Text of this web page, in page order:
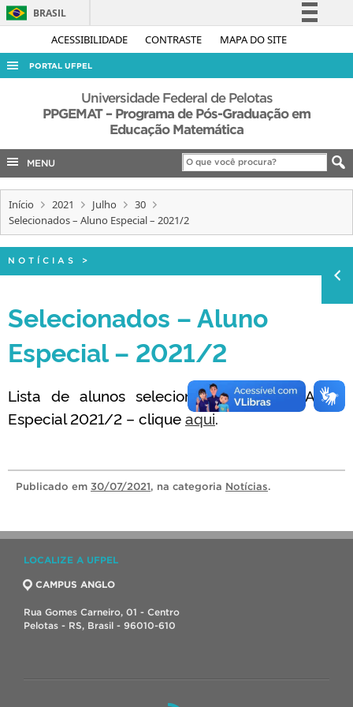
ACESSIBILIDADE CONTRASTE MAPA DO SITE
BRASIL
Simplifique!
Acesso à informação
Legislação
Canais
PORTAL UFPEL
ACESSO À INFORMAÇÃO
AUDITORIA
EDITAIS
INTERNACIONAL
Universidade Federal de Pelotas
PPGEMAT – Programa de Pós-Graduação em
Educação Matemática
MENU
Início 2021 Julho
30
Selecionados – Aluno Especial – 2021/2
NOTÍCIAS >
Selecionados – Aluno
Especial – 2021/2
Lista de alunos selecionados – Edital Aluno
Especial 2021/2 – cliqueaqui.
Publicado em 30/07/2021, na categoria Notícias.
LOCALIZE A UFPEL
CAMPUS ANGLO
Rua Gomes Carneiro, 01 - Centro
Pelotas - RS, Brasil - 96010-610